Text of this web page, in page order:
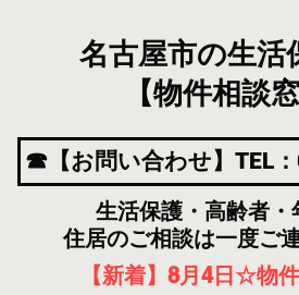
名古屋市の生活
【物件相談窓
☎【お問い合わせ】TEL：
生活保護・高齢者・
住居のご相談は一度ご
【新着】8月4日 ☆物